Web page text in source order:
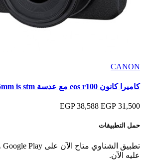
CANON
كاميرا كانون eos r100 مع عدسة rf-s 18 45mm is stm
31,500 EGP
38,588 EGP
حمل التطبيقات
عليه الآن.